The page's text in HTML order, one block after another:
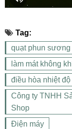
Tag:
quạt phun sương
làm mát không
điều hòa nhiệt
Công ty TNHH
Shop
Điện máy